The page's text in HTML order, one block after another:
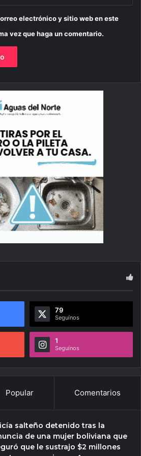
electrónico y sitio web en este
vez que haga un comentario.
79
Seguínos
1
Seguínos
Popular Comentarios
salteño detenido tras la
de una mujer boliviana que
que le sustrajo $2 millones